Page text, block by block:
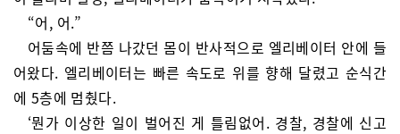
“어, 어.”
어둠속에 반쯤 나갔던 몸이 반사적으로 엘리베이터 안에 들
어왔다. 엘리베이터는 빠른 속도로 위를 향해 달렸고 순식간
에 5층에 멈췄다.
‘뭔가 이상한 일이 벌어진 게 틀림없어. 경찰, 경찰에 신고